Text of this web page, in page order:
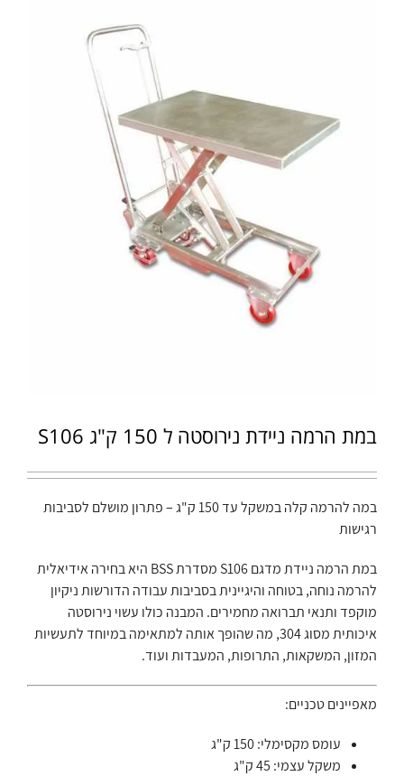
במת הרמה ניידת נירוסטה ל 150 ק"ג S106
במה להרמה קלה במשקל עד 150 ק"ג – פתרון מושלם לסביבות
רגישות
במת הרמה ניידת מדגם S106 מסדרת BSS היא בחירה אידיאלית
להרמה נוחה, בטוחה והיגיינית בסביבות עבודה הדורשות ניקיון
מוקפד ותנאי תברואה מחמירים. המבנה כולו עשוי נירוסטה
איכותית מסוג 304, מה שהופך אותה למתאימה במיוחד לתעשיות
המזון, המשקאות, התרופות, המעבדות ועוד.
מאפיינים טכניים:
עומס מקסימלי: 150 ק"ג
משקל עצמי: 45 ק"ג